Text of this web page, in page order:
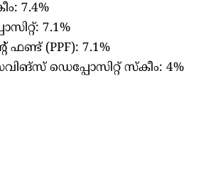
7.4%
7.1%
(PPF): 7.1%
ഡെപ്പോസിറ്റ് സ്കീം: 4%